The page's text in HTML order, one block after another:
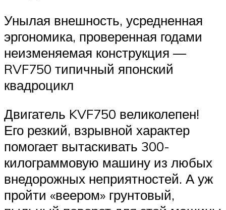
Унылая внешность, усредненная
эргономика, проверенная годами
неизменяемая конструкция —
RVF750 типичный японский
квадроцикл
Двигатель KVF750 великолепен!
Его резкий, взрывной характер
помогает вытаскивать 300-
килограммовую машину из любых
внедорожных неприятностей. А уж
пройти «веером» грунтовый,